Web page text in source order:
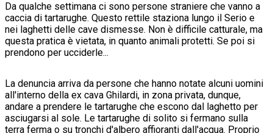
Da qualche settimana ci sono persone straniere che vanno a
caccia di tartarughe. Questo rettile staziona lungo il Serio e
nei laghetti delle cave dismesse. Non è difficile catturale, ma
questa pratica è vietata, in quanto animali protetti. Se poi si
prendono per ucciderle...
La denuncia arriva da persone che hanno notate alcuni uomini
all'interno della ex cava Ghilardi, in zona privata, dunque,
andare a prendere le tartarughe che escono dal laghetto per
asciugarsi al sole. Le tartarughe di solito si fermano sulla
terra ferma o su tronchi d'albero affioranti dall'acqua. Proprio